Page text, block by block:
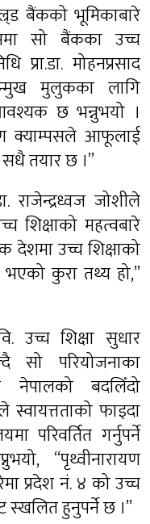
बैंकको भूमिकाबारे
सो बैंकका उच्च
प्रा.डा. मोहनप्रसाद
मुलुकका लागि
छ भन्नुभयो ।
क्याम्पसले आफूलाई
तयार छ ।”
राजेन्द्रध्वज जोशीले
शिक्षाको महत्वबारे
देशमा उच्च शिक्षाको
कुरा तथ्य हो,”
उच्च शिक्षा सुधार
सो परियोजनाका
नेपालको बदलिँदो
स्वायत्तताको फाइदा
परिवर्तित गर्नुपर्ने
“पृथ्वीनारायण
प्रदेश नं. ४ को उच्च
स्खलित हुनुपर्ने छ ।”